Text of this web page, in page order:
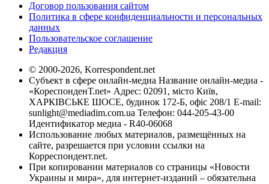
Договор пользования сайтом
Политика в сфере конфиденциальности и персональных
данных
Пользовательское соглашение
Редакция
© 2000-2026, Korrespondent.net
Субъект в сфере онлайн-медиа Название онлайн-медиа -
«КореспонденТ.net» Адрес: 02091, місто Київ,
ХАРКІВСЬКЕ ШОСЕ, будинок 172-Б, офіс 208/1 E-mail:
sunlight@mediadim.com.ua Телефон: 044-205-43-00
Идентификатор медиа - R40-06068
Использование любых материалов, размещённых на
сайте, разрешается при условии ссылки на
Корреспондент.net.
При копировании материалов со страницы «Новости
Украины и мира», для интернет-изданий – обязательна